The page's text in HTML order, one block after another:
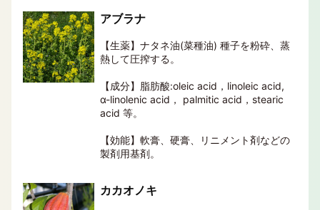
アブラナ
【生薬】ナタネ油(菜種油) 種子を粉砕、蒸
熱して圧搾する。
【成分】脂肪酸:oleic acid，linoleic acid,
α-linolenic acid， palmitic acid，stearic
acid 等。
【効能】軟膏、硬膏、リニメント剤などの
製剤用基剤。
カカオノキ